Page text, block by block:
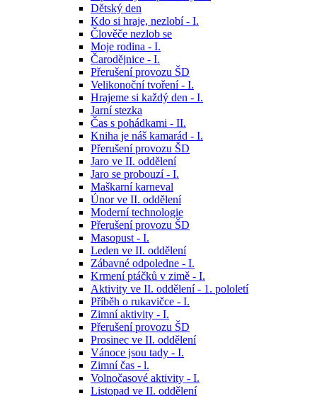
Dětský den
Kdo si hraje, nezlobí - I.
Člověče nezlob se
Moje rodina - I.
Čarodějnice - I.
Přerušení provozu ŠD
Velikonoční tvoření - I.
Hrajeme si každý den - I.
Jarní stezka
Čas s pohádkami - II.
Kniha je náš kamarád - I.
Přerušení provozu ŠD
Jaro ve II. oddělení
Jaro se probouzí - I.
Maškarní karneval
Únor ve II. oddělení
Moderní technologie
Přerušení provozu ŠD
Masopust - I.
Leden ve II. oddělení
Zábavné odpoledne - I.
Krmení ptáčků v zimě - I.
Aktivity ve II. oddělení - 1. pololetí
Příběh o rukavičce - I.
Zimní aktivity - I.
Přerušení provozu ŠD
Prosinec ve II. oddělení
Vánoce jsou tady - I.
Zimní čas - l.
Volnočasové aktivity - I.
Listopad ve II. oddělení